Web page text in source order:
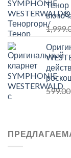
Тенор